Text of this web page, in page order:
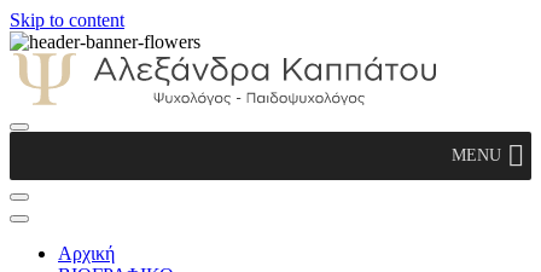
Skip to content
Παιδοψυχολόγος
MENU
Αρχική